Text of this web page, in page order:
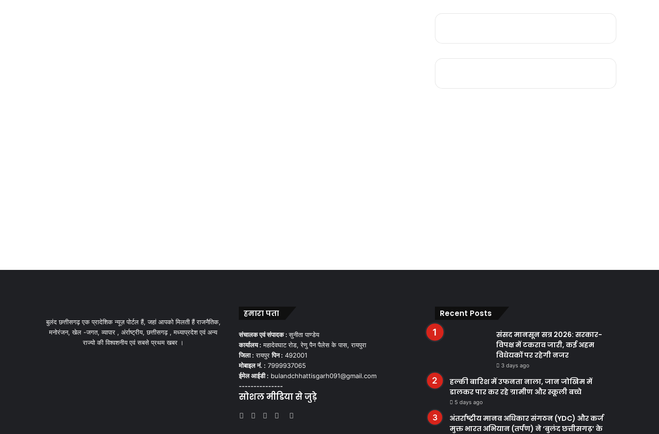
बुलंद छत्तीसगढ़ एक प्रादेशिक न्यूज़ पोर्टल हैं, जहां आपको मिलती हैं राजनैतिक,
मनोरंजन, खेल -जगत, व्यापार , अंर्राष्ट्रीय, छत्तीसगढ़ , मध्याप्रदेश एवं अन्य
राज्यो की विश्वशनीय एवं सबसे प्रथम खबर ।
हमारा पता
संचालक एवं संपादक :सुनीता पाण्डेय
कार्यालय : महादेवघाट रोड, रेणु पैन पैलेस के पास, रायपुरा
जिला : रायपुरपिन : 492001
मोबाइल नं. : 7999937065
ईमेल आईडी : bulandchhattisgarh091@gmail.com
---------------
सोशल मीडिया से जुड़े
Facebook
TwitterYouTubeInstagram
Recent Posts
संसद मानसून सत्र 2026: सरकार-
विपक्ष में टकराव जारी, कई अहम
विधेयकों पर रहेगी नजर
3 days ago
हल्की बारिश में उफनता नाला, जान जोखिम में
डालकर पार कर रहे ग्रामीण और स्कूली बच्चे
5 days ago
अंतर्राष्ट्रीय मानव अधिकार संगठन (YDC) और कर्ज
मुक्त भारत अभियान (तर्पण) ने ‘बुलंद छत्तीसगढ़’ के